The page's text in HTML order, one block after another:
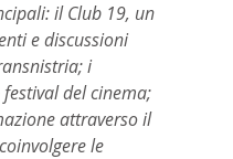
il Club 19, un
e discussioni
i
del cinema;
attraverso il
le